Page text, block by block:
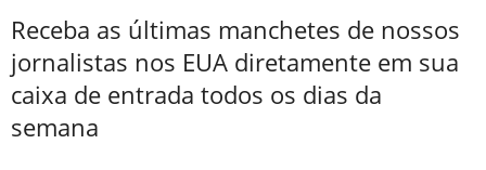
Receba as últimas manchetes de nossos
jornalistas nos EUA diretamente em sua
caixa de entrada todos os dias da
semana